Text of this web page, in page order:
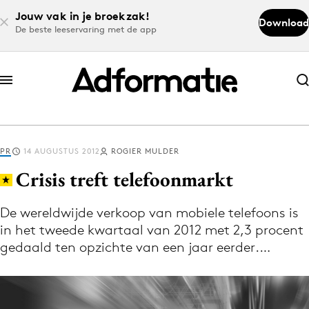
Jouw vak in je broekzak!
De beste leeservaring met de app
Download
Abonneer nu
Abonneer nu
Log in
Download de app
Volg het laatste nieuws via de Adformatie
Nieuws app
PR 14 AUGUSTUS 2012 ROGIER MULDER
Crisis treft telefoonmarkt
De wereldwijde verkoop van mobiele telefoons is
in het tweede kwartaal van 2012 met 2,3 procent
gedaald ten opzichte van een jaar eerder.…